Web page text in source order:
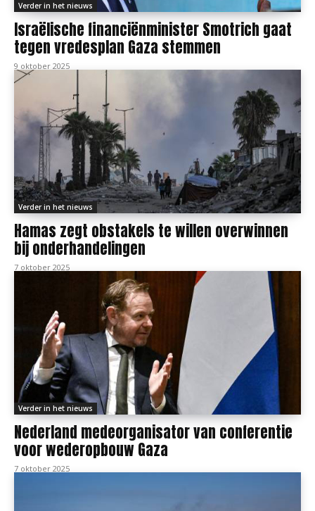
Verder in het nieuws
Israëlische financiënminister Smotrich gaat
tegen vredesplan Gaza stemmen
9 oktober 2025
Verder in het nieuws
Hamas zegt obstakels te willen overwinnen
bij onderhandelingen
7 oktober 2025
Verder in het nieuws
Nederland medeorganisator van conferentie
voor wederopbouw Gaza
7 oktober 2025